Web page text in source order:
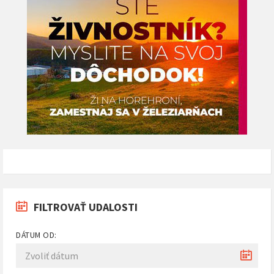
FILTROVAŤ UDALOSTI
DÁTUM OD: